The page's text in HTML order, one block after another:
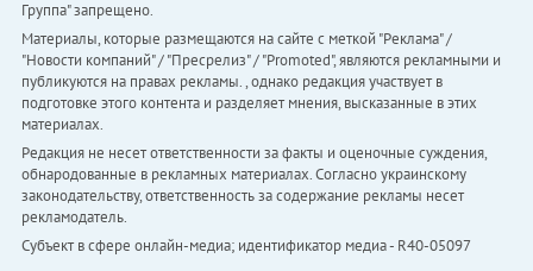
Группа" запрещено.
Материалы, которые размещаются на сайте с меткой "Реклама" /
"Новости компаний" / "Пресрелиз" / "Promoted", являются рекламными и
публикуются на правах рекламы. , однако редакция участвует в
подготовке этого контента и разделяет мнения, высказанные в этих
материалах.
Редакция не несет ответственности за факты и оценочные суждения,
обнародованные в рекламных материалах. Согласно украинскому
законодательству, ответственность за содержание рекламы несет
рекламодатель.
Субъект в сфере онлайн-медиа; идентификатор медиа - R40-05097